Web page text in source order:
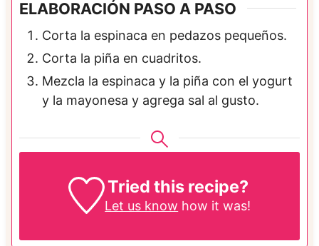
ELABORACIÓN PASO A PASO
Corta la espinaca en pedazos pequeños.
Corta la piña en cuadritos.
Mezcla la espinaca y la piña con el yogurt
y la mayonesa y agrega sal al gusto.
Tried this recipe?
Let us know how it was!